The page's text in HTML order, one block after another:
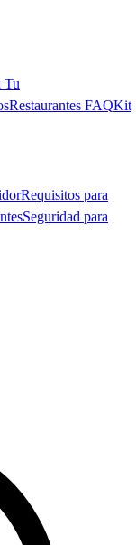
Restaurantes FAQKit
Requisitos para
Seguridad para